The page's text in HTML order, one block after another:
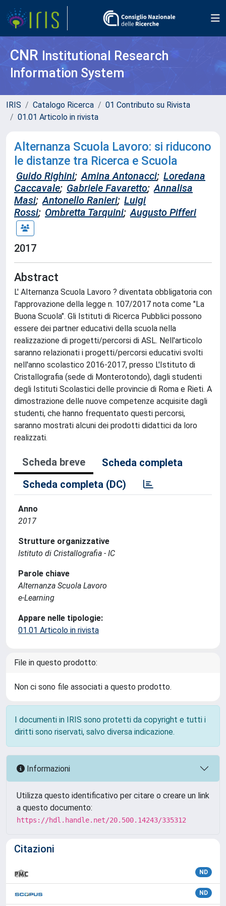
CNR Institutional Research
Information System
IRIS Catalogo Ricerca
01 Contributo su Rivista
01.01 Articolo in rivista
Alternanza Scuola Lavoro: si riducono
le distanze tra Ricerca e Scuola
Guido Righini; Amina Antonacci; Loredana
Caccavale; Gabriele Favaretto; Annalisa
Masi; Antonello Ranieri; Luigi
Rossi; Ombretta Tarquini; Augusto Pifferi
2017
Abstract
L' Alternanza Scuola Lavoro ? diventata obbligatoria con
l'approvazione della legge n. 107/2017 nota come "La
Buona Scuola". Gli Istituti di Ricerca Pubblici possono
essere dei partner educativi della scuola nella
realizzazione di progetti/percorsi di ASL. Nell'articolo
saranno relazionati i progetti/percorsi educativi svolti
nell'anno scolastico 2016-2017, presso L'Istituto di
Cristallografia (sede di Monterotondo), dagli studenti
degli Istituti Scolastici delle provincie di Roma e Rieti. A
dimostrazione delle nuove competenze acquisite dagli
studenti, che hanno frequentato questi percorsi,
saranno mostrati alcuni dei prodotti didattici da loro
realizzati.
Scheda breve
Scheda completa
Scheda completa (DC)
Anno
2017
Strutture organizzative
Istituto di Cristallografia - IC
Parole chiave
Alternanza Scuola Lavoro
e-Learning
Appare nelle tipologie:
01.01 Articolo in rivista
File in questo prodotto:
Non ci sono file associati a questo prodotto.
I documenti in IRIS sono protetti da copyright e tutti i
diritti sono riservati, salvo diversa indicazione.
Informazioni
Utilizza questo identificativo per citare o creare un link
a questo documento:
https://hdl.handle.net/20.500.14243/335312
Citazioni
ND
ND